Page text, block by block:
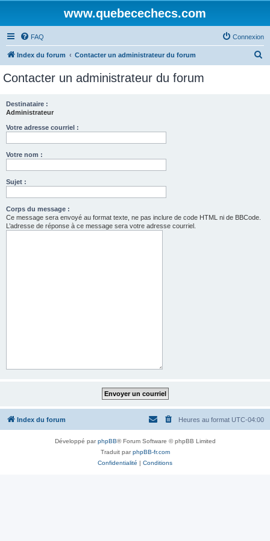
www.quebecechecs.com
FAQ Connexion
Index du forum Contacter un administrateur du forum
Contacter un administrateur du forum
Destinataire :
Administrateur
Votre adresse courriel :
Votre nom :
Sujet :
Corps du message :
Ce message sera envoyé au format texte, ne pas inclure de code HTML ni de BBCode.
L’adresse de réponse à ce message sera votre adresse courriel.
Index du forum Heures au format UTC-04:00
Développé parphpBB® Forum Software © phpBB Limited
Traduit parphpBB-fr.com
Confidentialité | Conditions